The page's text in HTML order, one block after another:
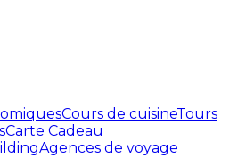
Cours de cuisineTours
Carte Cadeau
Agences de voyage